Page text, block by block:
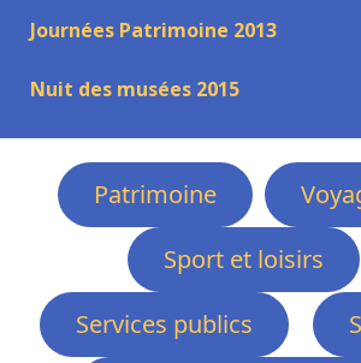
Journées Patrimoine 2013
Nuit des musées 2015
Patrimoine
Sport et loisirs
Services publics